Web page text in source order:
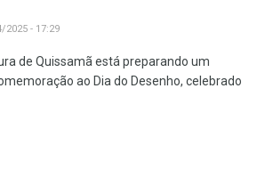
2025 - 17:29
de Quissamã está preparando um
ao Dia do Desenho, celebrado